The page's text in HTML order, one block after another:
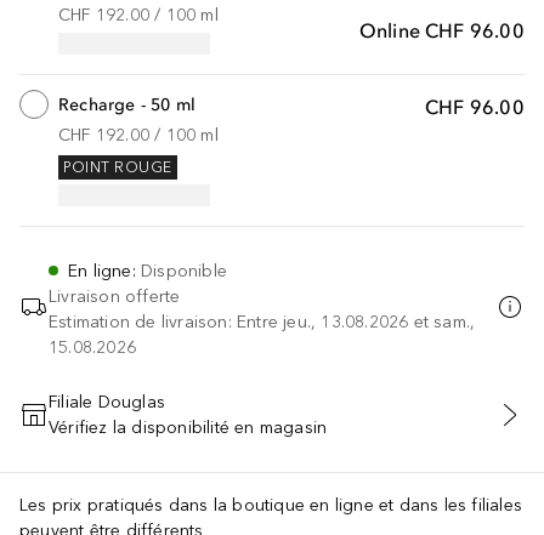
Online CHF 96.00
CHF 192.00 / 100 ml
CHF 96.00
Recharge - 50 ml
CHF 192.00 / 100 ml
POINT ROUGE
En ligne: Disponible
Livraison offerte
Estimation de livraison: Entre jeu., 13.08.2026 et sam.,
15.08.2026
AJOUTER AU PANIER
Filiale Douglas
Vérifiez la disponibilité en magasin
Les prix pratiqués dans la boutique en ligne et dans les filiales
peuvent être différents